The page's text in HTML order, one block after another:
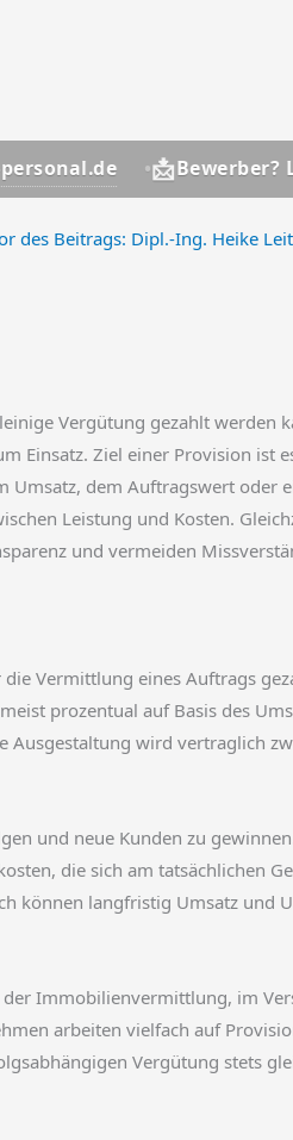
📩Bewerber?
des Beitrags: Dipl.-Ing. Heike
Vergütung gezahlt werden
Einsatz. Ziel einer Provision ist
Umsatz, dem Auftragswert oder
Leistung und Kosten.
und vermeiden
Vermittlung eines Auftrags
prozentual auf Basis des
Ausgestaltung wird vertraglich
und neue Kunden zu
die sich am tatsächlichen
können langfristig Umsatz und
Immobilienvermittlung, im
arbeiten vielfach auf
Vergütung stets